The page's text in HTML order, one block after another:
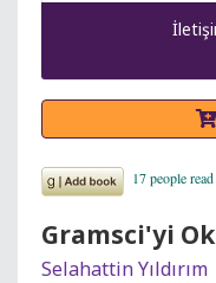
Gramsci'yi
Selahattin Yıldırım